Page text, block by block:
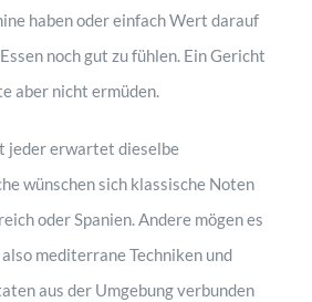
haben oder einfach Wert darauf
noch gut zu fühlen. Ein Gericht
aber nicht ermüden.
jeder erwartet dieselbe
wünschen sich klassische Noten
oder Spanien. Andere mögen es
mediterrane Techniken und
aus der Umgebung verbunden